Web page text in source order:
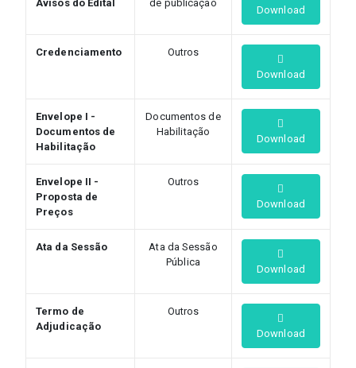
Avisos do Edital
de publicação
Download
Credenciamento
Outros
Download
Envelope I -
Documentos de
Habilitação
Documentos de
Habilitação
Download
Envelope II -
Proposta de
Preços
Outros
Download
Ata da Sessão
Ata da Sessão
Pública
Download
Termo de
Adjudicação
Outros
Download